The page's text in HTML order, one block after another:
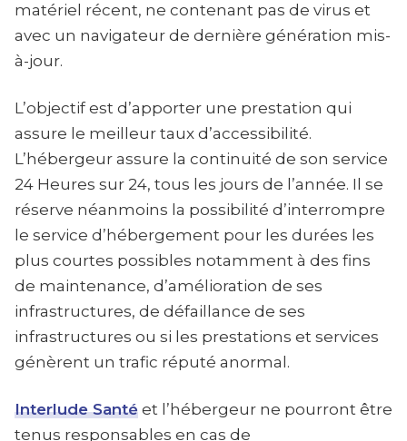
matériel récent, ne contenant pas de virus et
avec un navigateur de dernière génération mis-
à-jour.
L’objectif est d’apporter une prestation qui
assure le meilleur taux d’accessibilité.
L’hébergeur assure la continuité de son service
24 Heures sur 24, tous les jours de l’année. Il se
réserve néanmoins la possibilité d’interrompre
le service d’hébergement pour les durées les
plus courtes possibles notamment à des fins
de maintenance, d’amélioration de ses
infrastructures, de défaillance de ses
infrastructures ou si les prestations et services
génèrent un trafic réputé anormal.
Interlude Santé et l’hébergeur ne pourront être
tenus responsables en cas de